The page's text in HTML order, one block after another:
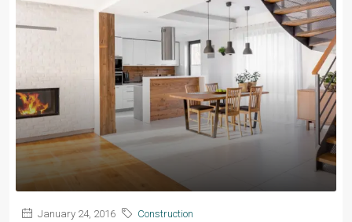
January 24, 2016 Construction